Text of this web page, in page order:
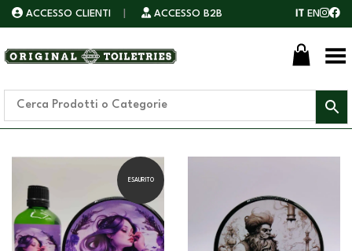
ACCESSO CLIENTI ACCESSO B2B IT EN
Toggle Menu
ESAURITO